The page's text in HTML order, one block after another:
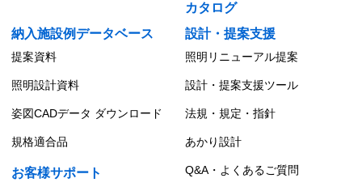
カタログ
納入施設例データベース
設計・提案支援
提案資料 照明リニューアル提案
照明設計資料 設計・提案支援ツール
姿図CADデータ ダウンロード 法規・規定・指針
規格適合品 あかり設計
お客様サポート Q&A・よくあるご質問